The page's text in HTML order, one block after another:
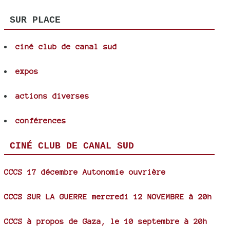
SUR PLACE
ciné club de canal sud
expos
actions diverses
conférences
CINÉ CLUB DE CANAL SUD
CCCS 17 décembre Autonomie ouvrière
CCCS SUR LA GUERRE mercredi 12 NOVEMBRE à 20h
CCCS à propos de Gaza, le 10 septembre à 20h